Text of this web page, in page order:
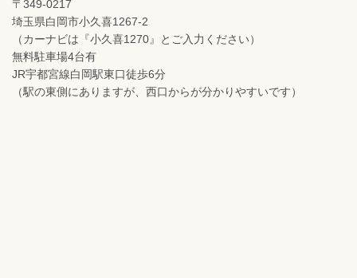
〒349-0217
埼玉県白岡市小久喜1267-2
（カーナビは『小久喜1270』とご入力ください）
無料駐車場4台有
JR宇都宮線白岡駅東口徒歩6分
（駅の東側にありますが、西口からが分かりやすいです）